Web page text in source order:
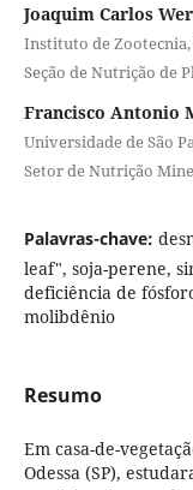
Joaquim Carlos
Instituto de Zootecnia,
Seção de Nutrição de
Francisco Antonio
Universidade de São
Setor de Nutrição
Palavras-chave:
leaf", soja-perene,
deficiência de
molibdênio
Resumo
Em casa-de-
Odessa (SP),